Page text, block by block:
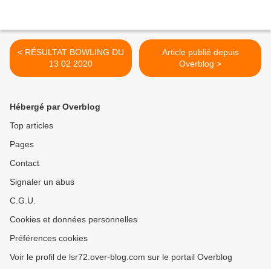
< RÉSULTAT BOWLING DU
13 02 2020
Article publié depuis
Overblog >
Hébergé par Overblog
Top articles
Pages
Contact
Signaler un abus
C.G.U.
Cookies et données personnelles
Préférences cookies
Voir le profil de lsr72.over-blog.com sur le portail Overblog